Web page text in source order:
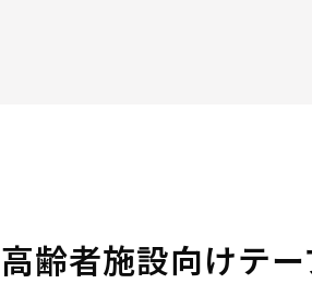
高齢者施設向けテ